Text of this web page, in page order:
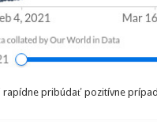
rapídne pribúdať pozitívne